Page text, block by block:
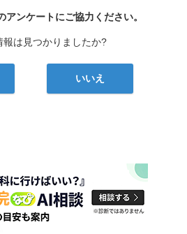
び
アンケートにご協力ください。
報は見つかりましたか?
いいえ